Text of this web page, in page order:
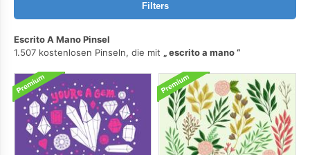
Filters
Escrito A Mano Pinsel
1.507 kostenlosen Pinseln, die mit
escrito a mano